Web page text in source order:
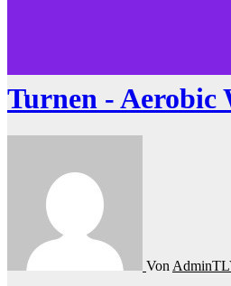
Turnen - Aerobic
Von